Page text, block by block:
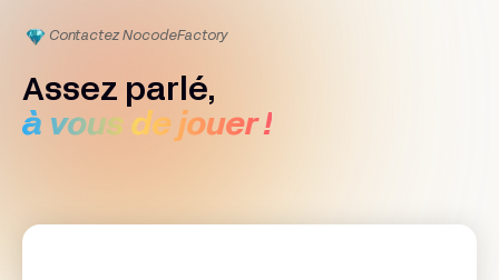
Contactez NocodeFactory
Assez parlé,
à vous de jouer !